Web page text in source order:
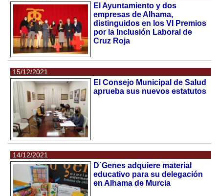
El Ayuntamiento y dos
empresas de Alhama,
distinguidos en los VI Premios
por la Inclusión Laboral de
Cruz Roja
15/12/2021
El Consejo Municipal de Salud
aprueba sus nuevos estatutos
14/12/2021
D´Genes adquiere material
educativo para su delegación
en Alhama de Murcia